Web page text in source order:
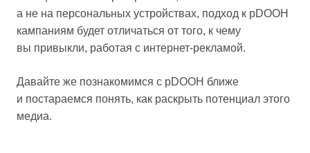
а не на персональных устройствах, подход к pDOOH
кампаниям будет отличаться от того, к чему
вы привыкли, работая с интернет-рекламой.
Давайте же познакомимся с pDOOH ближе
и постараемся понять, как раскрыть потенциал этого
медиа.